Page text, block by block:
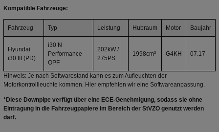
Kompatible Fahrzeuge:
Fahrzeug Typ Leistung Hubraum Motor Baujahr
Hyundai
i30 III (PD)
i30 N
Performance
OPF
202kW /
275PS
1998cm³ G4KH 07.17 -
Hinweis: Je nach Softwarestand kann es zum Aufleuchten der
Motorkontrollleuchte kommen. Hier empfehlen wir eine Softwareanpassung.
*Diese Downpipe verfügt über eine ECE-Genehmigung, sodass sie ohne
Eintragung in die Fahrzeugpapiere im Bereich der StVZO genutzt werden
darf.